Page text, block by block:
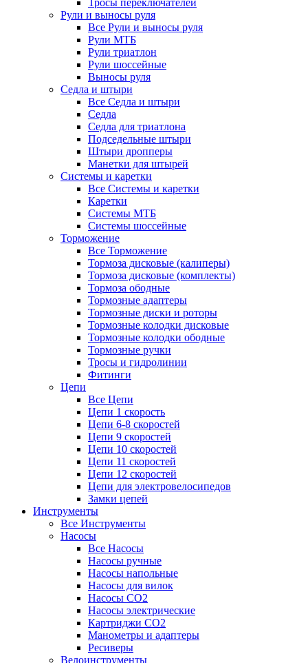
Тросы переключателей
Рули и выносы руля
Все Рули и выносы руля
Рули МТБ
Рули триатлон
Рули шоссейные
Выносы руля
Седла и штыри
Все Седла и штыри
Седла
Седла для триатлона
Подседельные штыри
Штыри дропперы
Манетки для штырей
Системы и каретки
Все Системы и каретки
Каретки
Системы МТБ
Системы шоссейные
Торможение
Все Торможение
Тормоза дисковые (калиперы)
Тормоза дисковые (комплекты)
Тормоза ободные
Тормозные адаптеры
Тормозные диски и роторы
Тормозные колодки дисковые
Тормозные колодки ободные
Тормозные ручки
Тросы и гидролинии
Фитинги
Цепи
Все Цепи
Цепи 1 скорость
Цепи 6-8 скоростей
Цепи 9 скоростей
Цепи 10 скоростей
Цепи 11 скоростей
Цепи 12 скоростей
Цепи для электровелосипедов
Замки цепей
Инструменты
Все Инструменты
Насосы
Все Насосы
Насосы ручные
Насосы напольные
Насосы для вилок
Насосы CO2
Насосы электрические
Картриджи CO2
Манометры и адаптеры
Ресиверы
Велоинструменты